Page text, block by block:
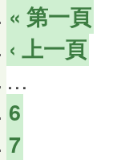
« 第一頁
‹ 上一頁
…
6
7